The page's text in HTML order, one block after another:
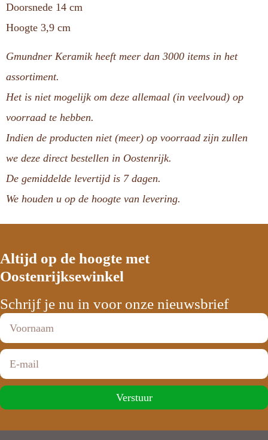
Doorsnede 14 cm
Hoogte 3,9 cm
Gmundner Keramik heeft meer dan 3000 items in het
assortiment.
Het is niet mogelijk om deze allemaal (in veelvoud) op
voorraad te hebben.
Indien de producten niet (meer) op voorraad zijn zullen
we deze direct bestellen in Oostenrijk.
De gemiddelde levertijd is 7 dagen.
We houden u op de hoogte van levering.
Altijd op de hoogte met
Oostenrijksewinkel
Schrijf je nu in voor onze nieuwsbrief
Verstuur